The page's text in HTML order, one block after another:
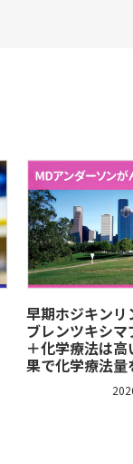
早期ホジキンリ
ブレンツキシマ
＋化学療法は高
果で化学療法量